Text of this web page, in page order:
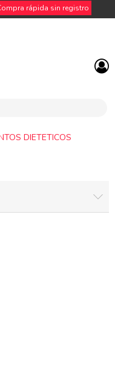
rápida sin registro
DIETETICOS